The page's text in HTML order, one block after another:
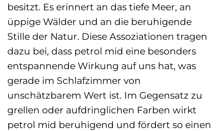
besitzt. Es erinnert an das tiefe Meer, an
üppige Wälder und an die beruhigende
Stille der Natur. Diese Assoziationen tragen
dazu bei, dass petrol mid eine besonders
entspannende Wirkung auf uns hat, was
gerade im Schlafzimmer von
unschätzbarem Wert ist. Im Gegensatz zu
grellen oder aufdringlichen Farben wirkt
petrol mid beruhigend und fördert so einen